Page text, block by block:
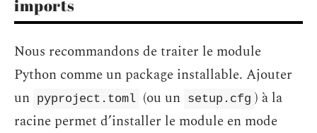
imports
Nous recommandons de traiter le module
Python comme un package installable. Ajouter
un pyproject.toml (ou un setup.cfg ) à la
racine permet d’installer le module en mode